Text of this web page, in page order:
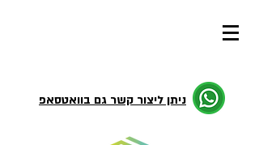
ניתן ליצור קשר גם בוואטסאפ